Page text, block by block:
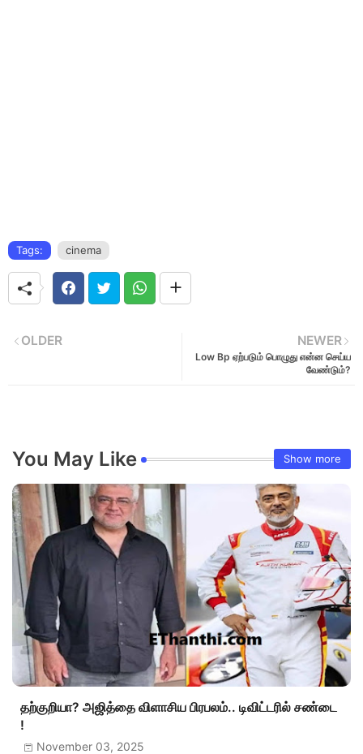
Tags: cinema
NEWER
Low Bp ஏற்படும் பொழுது என்ன செய்ய
வேண்டும்?
OLDER
You May Like Show more
தற்குறியா? அஜித்தை விளாசிய பிரபலம்.. டிவிட்டரில் சண்டை
!
November 03, 2025